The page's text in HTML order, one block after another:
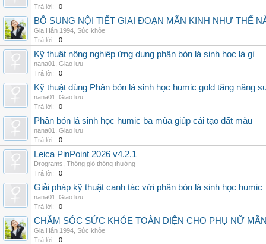
Trả lời:
0
BỔ SUNG NỘI TIẾT GIAI ĐOẠN MÃN KINH NHƯ THẾ
Gia Hân 1994 Sức khỏe
Trả lời:
0
Kỹ thuật nông nghiệp ứng dụng phân bón lá sinh học là gì
nana01
Giao lưu
Trả lời:
0
Kỹ thuật dùng Phân bón lá sinh học humic gold tăng năng
nana01
Giao lưu
Trả lời:
0
Phân bón lá sinh học humic ba mùa giúp cải tạo đất màu
nana01
Giao lưu
Trả lời:
0
Leica PinPoint 2026 v4.2.1
Drograms Thông gió thông thường
Trả lời:
0
Giải pháp kỹ thuật canh tác với phân bón lá sinh học humic
nana01
Giao lưu
Trả lời:
0
CHĂM SÓC SỨC KHỎE TOÀN DIỆN CHO PHỤ NỮ
Gia Hân 1994 Sức khỏe
Trả lời:
0